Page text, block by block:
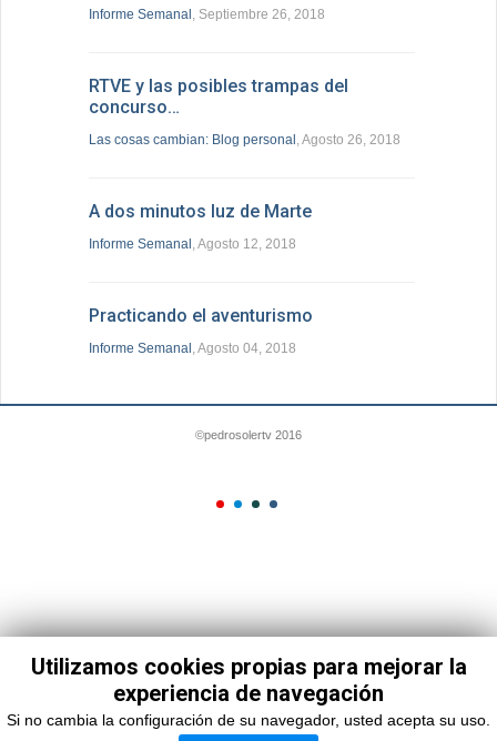
Utilizamos cookies propias para mejorar la
experiencia de navegación
Si no cambia la configuración de su navegador, usted acepta su uso.
Informe Semanal , Septiembre 26, 2018
RTVE y las posibles trampas del
concurso…
Las cosas cambian: Blog personal , Agosto 26, 2018
A dos minutos luz de Marte
Informe Semanal , Agosto 12, 2018
Practicando el aventurismo
Informe Semanal , Agosto 04, 2018
©pedrosolertv 2016